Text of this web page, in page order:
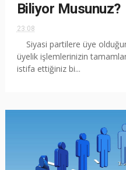
Biliyor Musunuz?
23:08
Siyasi partilere üye
üyelik işlemlerinizin
istifa ettiğiniz bi...